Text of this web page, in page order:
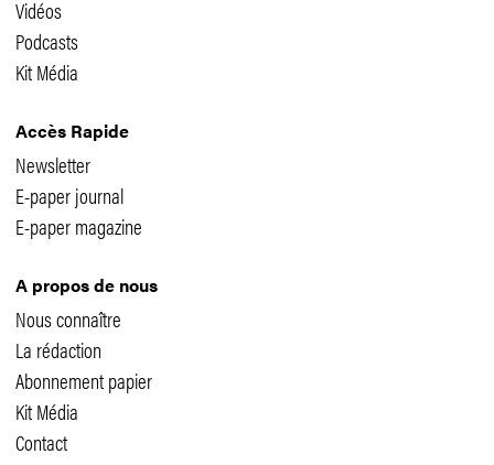
Vidéos
Podcasts
Kit Média
Accès Rapide
Newsletter
E-paper journal
E-paper magazine
A propos de nous
Nous connaître
La rédaction
Abonnement papier
Kit Média
Contact